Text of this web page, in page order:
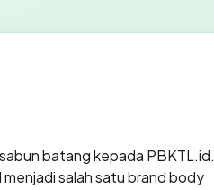
batang kepada PBKTL.id.
salah satu brand body